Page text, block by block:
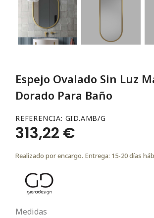
Espejo Ovalado Sin Luz
Dorado Para Baño
REFERENCIA GID.AMB/G
313,22 €
Realizado por encargo. Entrega: 15-20 días
Medidas